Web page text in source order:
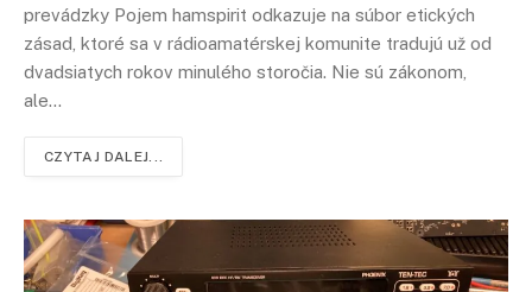
prevádzky Pojem hamspirit odkazuje na súbor etických
zásad, ktoré sa v rádioamatérskej komunite tradujú už od
dvadsiatych rokov minulého storočia. Nie sú zákonom,
ale…
CZYTAJ DALEJ...